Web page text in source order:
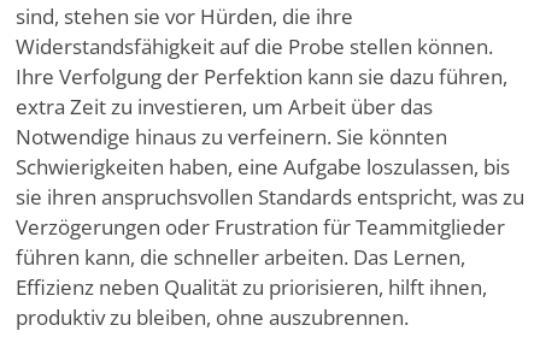
sind, stehen sie vor Hürden, die ihre
Widerstandsfähigkeit auf die Probe stellen können.
Ihre Verfolgung der Perfektion kann sie dazu führen,
extra Zeit zu investieren, um Arbeit über das
Notwendige hinaus zu verfeinern. Sie könnten
Schwierigkeiten haben, eine Aufgabe loszulassen, bis
sie ihren anspruchsvollen Standards entspricht, was zu
Verzögerungen oder Frustration für Teammitglieder
führen kann, die schneller arbeiten. Das Lernen,
Effizienz neben Qualität zu priorisieren, hilft ihnen,
produktiv zu bleiben, ohne auszubrennen.